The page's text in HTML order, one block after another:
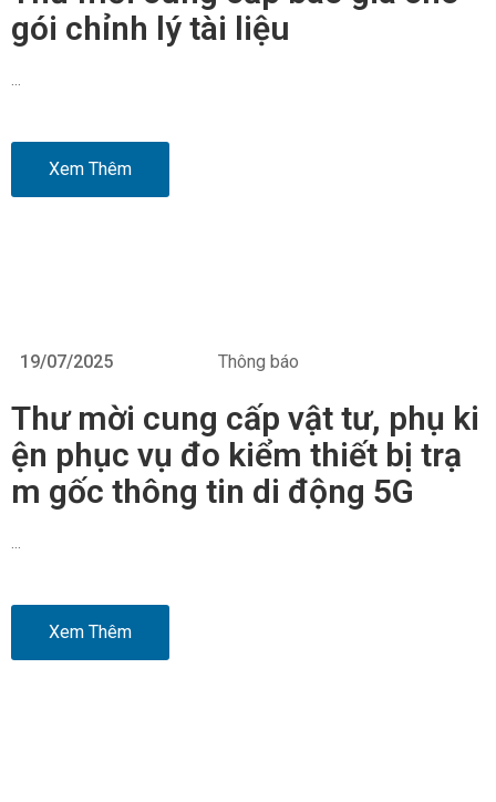
gói chỉnh lý tài liệu
…
Xem Thêm
19/07/2025 Thông báo
Thư mời cung cấp vật tư, phụ ki
ện phục vụ đo kiểm thiết bị trạ
m gốc thông tin di động 5G
…
Xem Thêm